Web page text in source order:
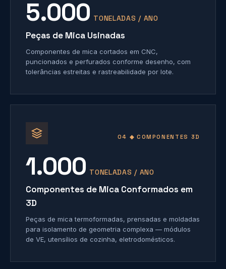
5.000 TONELADAS / ANO
Peças de Mica Usinadas
Componentes de mica cortados em CNC,
puncionados e perfurados conforme desenho, com
tolerâncias estreitas e rastreabilidade por lote.
04 ◆ COMPONENTES 3D
1.000 TONELADAS / ANO
Componentes de Mica Conformados em
3D
Peças de mica termoformadas, prensadas e moldadas
para isolamento de geometria complexa — módulos
de VE, utensílios de cozinha, eletrodomésticos.